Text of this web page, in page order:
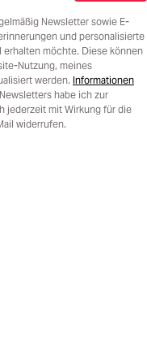
Newsletter sowie E-
und personalisierte
erhalten möchte. Diese können
Nutzung, meines
werden. Informationen
habe ich zur
jederzeit mit Wirkung für die
widerrufen.